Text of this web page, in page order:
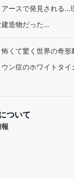
アースで発見される…
建造物だった…
怖くて驚く世界の奇
ウン症のホワイトタイ
ついて